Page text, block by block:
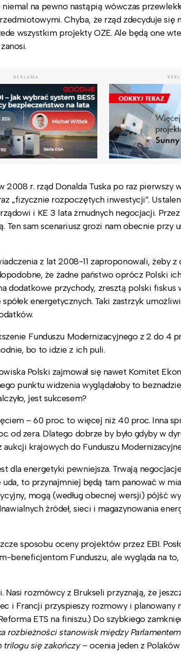
na pewno nastąpią wówczas
Chyba, że rząd zdecyduje się
wszystkim projekty OZE. Ale będą one
REKLAMA
r. rząd Donalda Tuska po raz pierwszy
„fizycznie rozpoczętych inwestycji”.
i KE 3 lata żmudnych negocjacji.
Ten sam scenariusz grozi nam obecnie przy
z lat 2008-11 zaproponowali, żeby
że żadne państwo oprócz Polski
dodatkowe przychody, zresztą polski fiskus
energetycznych. Taki zastrzyk
Funduszu Modernizacyjnego z 2 do 4
bo to idzie z ich puli.
Polski zajmował się nawet Komitet
punktu widzenia wyglądałoby to
jest sukcesem?
– 60 proc. to więcej niż 40 proc. Inna
od zera. Dlatego dobrze by było gdyby w
krajowych do Funduszu
dla energetyki pewniejsza. Trwają
to przynajmniej będą tam panować w
mogą (według obecnej wersji) pójść
źródeł, sieci i magazynowania
sposobu oceny projektów przez EBI.
beneficjentom Funduszu, ale wygląda na to,
rozmówcy z Brukseli przyznają, że
i Francji przyspieszy rozmowy i planowany
ETS na finiszu.) Do szybkiego
rozbieżności stanowisk między
trilogu się zakończy– ocenia jeden z